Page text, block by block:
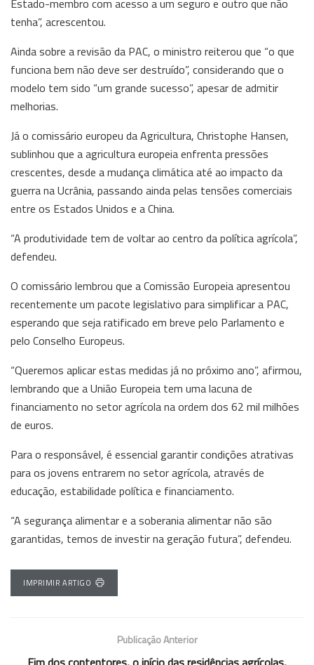
tenha”, acrescentou.
Ainda sobre a revisão da PAC, o ministro reiterou que “o que
funciona bem não deve ser destruído”, considerando que o
modelo tem sido “um grande sucesso”, apesar de admitir
melhorias.
Já o comissário europeu da Agricultura, Christophe Hansen,
sublinhou que a agricultura europeia enfrenta pressões
crescentes, desde a mudança climática até ao impacto da
guerra na Ucrânia, passando ainda pelas tensões comerciais
entre os Estados Unidos e a China.
“A produtividade tem de voltar ao centro da política agrícola”,
defendeu.
O comissário lembrou que a Comissão Europeia apresentou
recentemente um pacote legislativo para simplificar a PAC,
esperando que seja ratificado em breve pelo Parlamento e
pelo Conselho Europeus.
“Queremos aplicar estas medidas já no próximo ano”, afirmou,
lembrando que a União Europeia tem uma lacuna de
financiamento no setor agrícola na ordem dos 62 mil milhões
de euros.
Para o responsável, é essencial garantir condições atrativas
para os jovens entrarem no setor agrícola, através de
educação, estabilidade política e financiamento.
“A segurança alimentar e a soberania alimentar não são
garantidas, temos de investir na geração futura”, defendeu.
IMPRIMIR ARTIGO
Publicação Anterior